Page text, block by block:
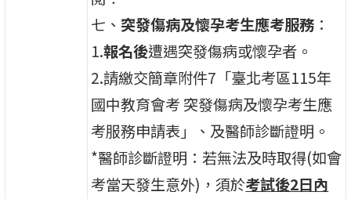
七、 突發傷病及懷孕考生應考服務 ：
1.報名後遭遇突發傷病或懷孕者。
2.請繳交簡章附件7「臺北考區115年
國中教育會考 突發傷病及懷孕考生應
考服務申請表」、及醫師診斷證明。
*醫師診斷證明：若無法及時取得(如會
考當天發生意外)，須於考試後2日內